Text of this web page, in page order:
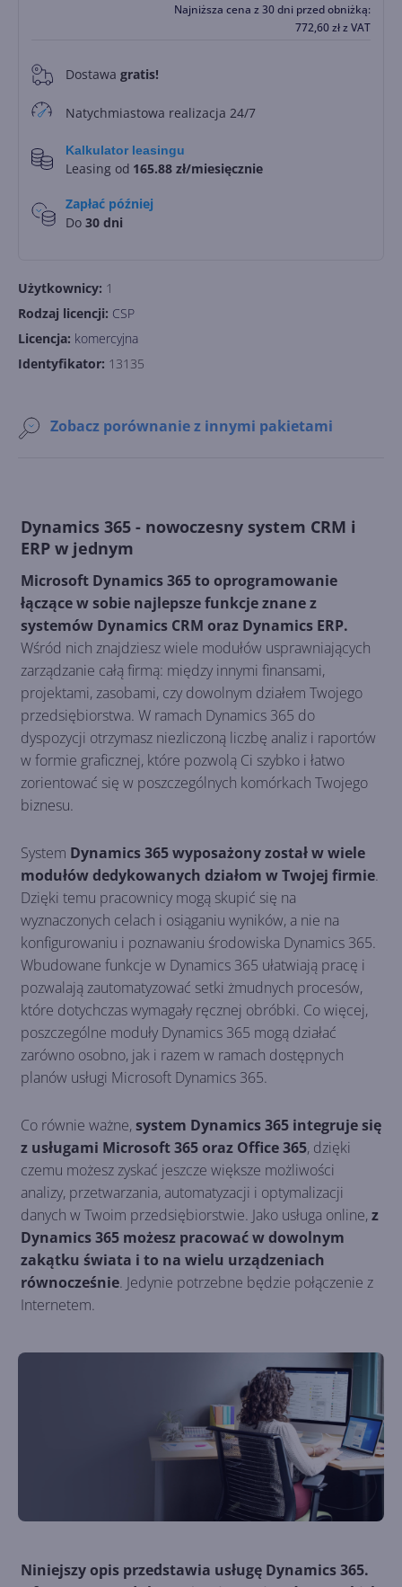
Najniższa cena z 30 dni przed obniżką:
772,60złz VAT
0 Dostawa gratis!
Natychmiastowa realizacja 24/7
Kalkulator leasingu
Leasing od 165.88 zł/miesięcznie
Zapłać później
Do 30 dni
Użytkownicy: 1
Rodzaj licencji: CSP
Licencja: komercyjna
Identyfikator: 13135
Zobacz porównanie z innymi pakietami
Dynamics 365 - nowoczesny system CRM i
ERP w jednym
Microsoft Dynamics 365 to oprogramowanie
łączące w sobie najlepsze funkcje znane z
systemów Dynamics CRM oraz Dynamics ERP.
Wśród nich znajdziesz wiele modułów usprawniających
zarządzanie całą firmą: między innymi finansami,
projektami, zasobami, czy dowolnym działem Twojego
przedsiębiorstwa. W ramach Dynamics 365 do
dyspozycji otrzymasz niezliczoną liczbę analiz i raportów
w formie graficznej, które pozwolą Ci szybko i łatwo
zorientować się w poszczególnych komórkach Twojego
biznesu.
System Dynamics 365 wyposażony został w wiele
modułów dedykowanych działom w Twojej firmie.
Dzięki temu pracownicy mogą skupić się na
wyznaczonych celach i osiąganiu wyników, a nie na
konfigurowaniu i poznawaniu środowiska Dynamics 365.
Wbudowane funkcje w Dynamics 365 ułatwiają pracę i
pozwalają zautomatyzować setki żmudnych procesów,
które dotychczas wymagały ręcznej obróbki. Co więcej,
poszczególne moduły Dynamics 365 mogą działać
zarówno osobno, jak i razem w ramach dostępnych
planów usługi Microsoft Dynamics 365.
Co równie ważne,system Dynamics 365 integruje się
z usługami Microsoft 365 oraz Office 365, dzięki
czemu możesz zyskać jeszcze większe możliwości
analizy, przetwarzania, automatyzacji i optymalizacji
danych w Twoim przedsiębiorstwie. Jako usługa online,z
Dynamics 365 możesz pracować w dowolnym
zakątku świata i to na wielu urządzeniach
równocześnie. Jedynie potrzebne będzie połączenie z
Internetem.
Niniejszy opis przedstawia usługę Dynamics 365.